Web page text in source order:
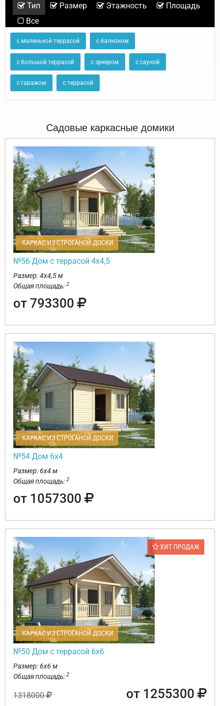
Тип Размер Этажность
Площадь
Все
с маленькой террасой с балконом
с большой террасой с эркером с сауной
с гаражом с террасой
Садовые каркасные домики
КАРКАС ИЗ СТРОГАНОЙ ДОСКИ
№56 Дом с террасой 4х4,5
Размер: 4х4,5 м
Общая площадь: 2
от 793300
КАРКАС ИЗ СТРОГАНОЙ ДОСКИ
№54 Дом 6х4
Размер: 6х4 м
Общая площадь: 2
от 1057300
ХИТ ПРОДАЖ
КАРКАС ИЗ СТРОГАНОЙ ДОСКИ
№50 Дом с террасой 6х6
Размер: 6х6 м
Общая площадь: 2
1318000 от 1255300